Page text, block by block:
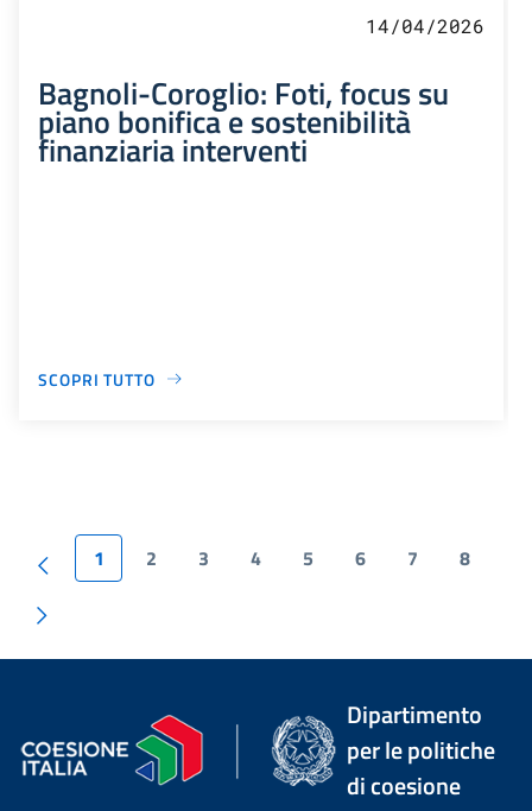
14/04/2026
Bagnoli-Coroglio: Foti, focus su
piano bonifica e sostenibilità
finanziaria interventi
SCOPRI TUTTO
1 2 3 4 5 6 7 8
Dipartimento
per le politiche
di coesione